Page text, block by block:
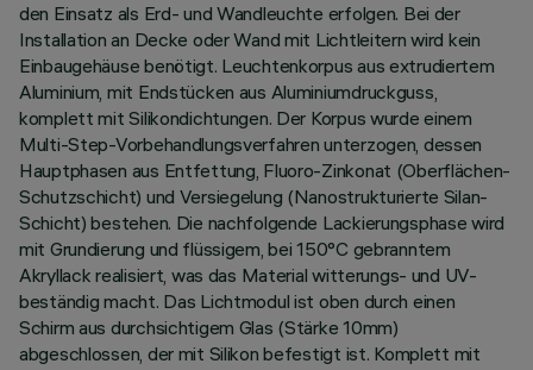
den Einsatz als Erd- und Wandleuchte erfolgen. Bei der
Installation an Decke oder Wand mit Lichtleitern wird kein
Einbaugehäuse benötigt. Leuchtenkorpus aus extrudiertem
Aluminium, mit Endstücken aus Aluminiumdruckguss,
komplett mit Silikondichtungen. Der Korpus wurde einem
Multi-Step-Vorbehandlungsverfahren unterzogen, dessen
Hauptphasen aus Entfettung, Fluoro-Zinkonat (Oberflächen-
Schutzschicht) und Versiegelung (Nanostrukturierte Silan-
Schicht) bestehen. Die nachfolgende Lackierungsphase wird
mit Grundierung und flüssigem, bei 150°C gebranntem
Akryllack realisiert, was das Material witterungs- und UV-
beständig macht. Das Lichtmodul ist oben durch einen
Schirm aus durchsichtigem Glas (Stärke 10mm)
abgeschlossen, der mit Silikon befestigt ist. Komplett mit